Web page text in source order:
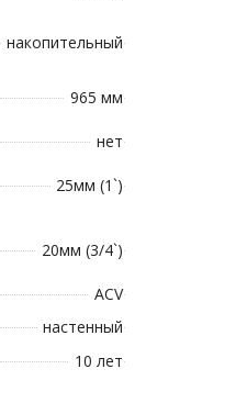
накопительный
965 мм
нет
25мм (1`)
20мм (3/4`)
ACV
настенный
10 лет